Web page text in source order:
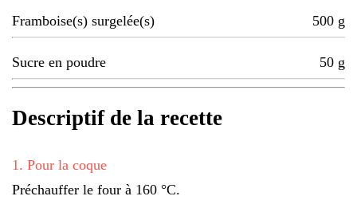
Framboise(s) surgelée(s) 500 g
Sucre en poudre 50 g
Descriptif de la recette
1 . Pour la coque
Préchauffer le four à 160 °C.